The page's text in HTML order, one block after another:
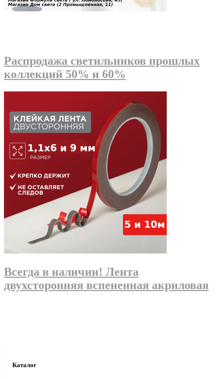
Распродажа светильников прошлых
коллекций 50% и 60%
Всегда в наличии! Лента
двухсторонняя вспененная акриловая
Каталог